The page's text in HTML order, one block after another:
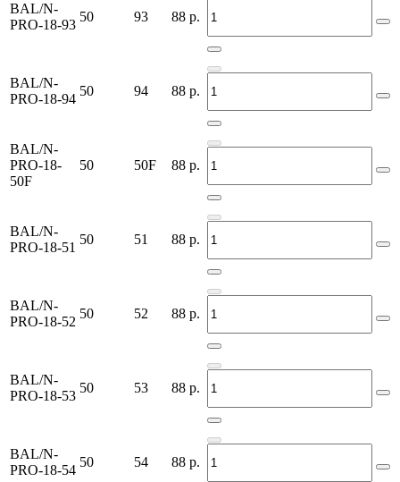
BAL/N-
PRO-18-93
50 93 88 р.
BAL/N-
PRO-18-94
50 94 88 р.
BAL/N-
PRO-18-
50F
50 50F 88 р.
BAL/N-
PRO-18-51
50 51 88 р.
BAL/N-
PRO-18-52
50 52 88 р.
BAL/N-
PRO-18-53
50 53 88 р.
BAL/N-
PRO-18-54
50 54 88 р.